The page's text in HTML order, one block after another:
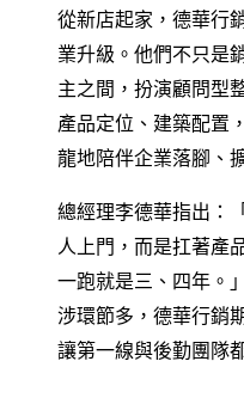
從新店起家，德華行
業升級。他們不只是
主之間，扮演顧問型
產品定位、建築配置
龍地陪伴企業落腳、
總經理李德華指出：
人上門，而是扛著產
一跑就是三、四年。
涉環節多，德華行銷
讓第一線與後勤團隊